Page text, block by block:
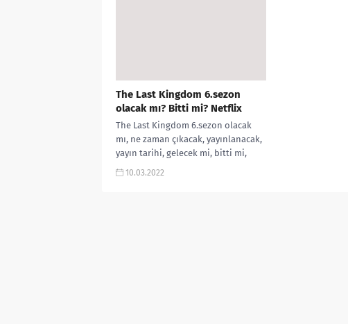
The Last Kingdom 6.sezon
olacak mı? Bitti mi? Netflix
The Last Kingdom 6.sezon olacak
mı, ne zaman çıkacak, yayınlanacak,
yayın tarihi, gelecek mi, bitti mi,
dizi, konusu, oyuncuları,
10.03.2022